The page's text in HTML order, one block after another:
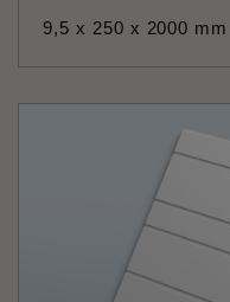
9,5 x 250 x 2000 mm